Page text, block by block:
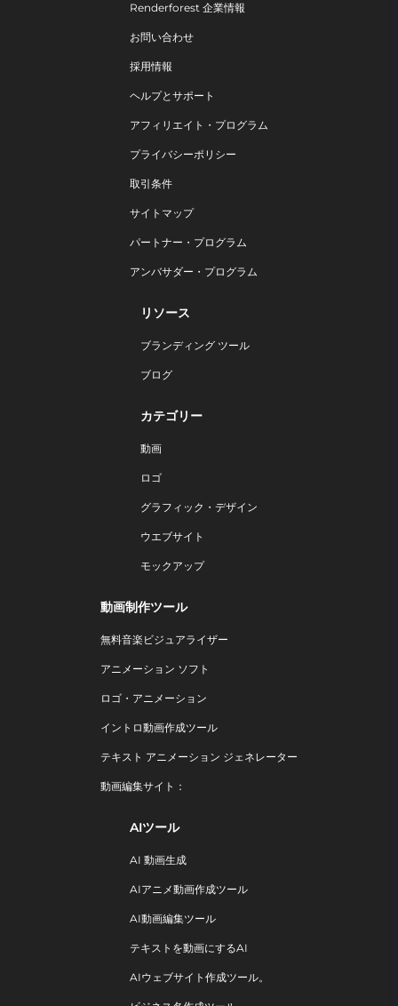
Renderforest 企業情報
お問い合わせ
採用情報
ヘルプとサポート
アフィリエイト・プログラム
プライバシーポリシー
取引条件
サイトマップ
パートナー・プログラム
アンバサダー・プログラム
リソース
ブランディング ツール
ブログ
カテゴリー
動画
ロゴ
グラフィック・デザイン
ウエブサイト
モックアップ
動画制作ツール
無料音楽ビジュアライザー
アニメーション ソフト
ロゴ・アニメーション
イントロ動画作成ツール
テキスト アニメーション ジェネレーター
動画編集サイト：
AIツール
AI 動画生成
AIアニメ動画作成ツール
AI動画編集ツール
テキストを動画にするAI
AIウェブサイト作成ツール。